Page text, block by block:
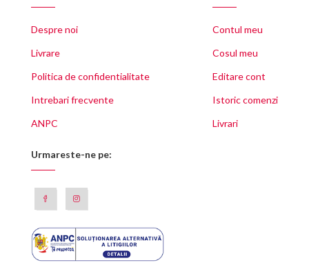
Despre noi
Livrare
Politica de confidentialitate
Intrebari frecvente
ANPC
Contul meu
Cosul meu
Editare cont
Istoric comenzi
Livrari
Urmareste-ne pe: